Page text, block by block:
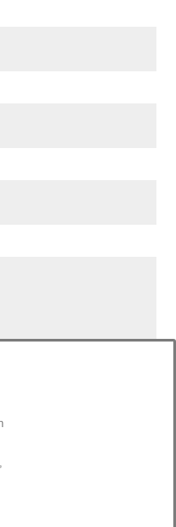
Privacidad